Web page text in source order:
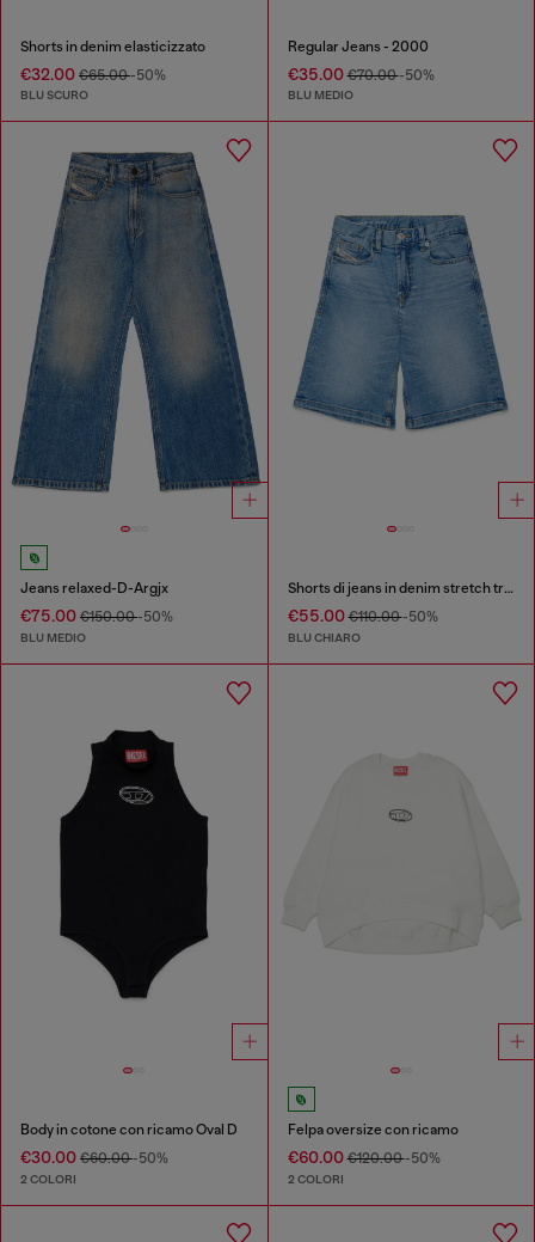
Shorts in denim elasticizzato
€32.00 €65.00-50%
BLU SCURO
Regular Jeans - 2000
€35.00€70.00-50%
BLU MEDIO
Jeans relaxed-D-Argjx
€75.00 €150.00-50%
BLU MEDIO
Shorts di jeans in denim stretch trattato
€55.00€110.00-50%
BLU CHIARO
Body in cotone con ricamo Oval D
€30.00 €60.00-50%
2 COLORI
Felpa oversize con ricamo
€60.00€120.00-50%
2 COLORI